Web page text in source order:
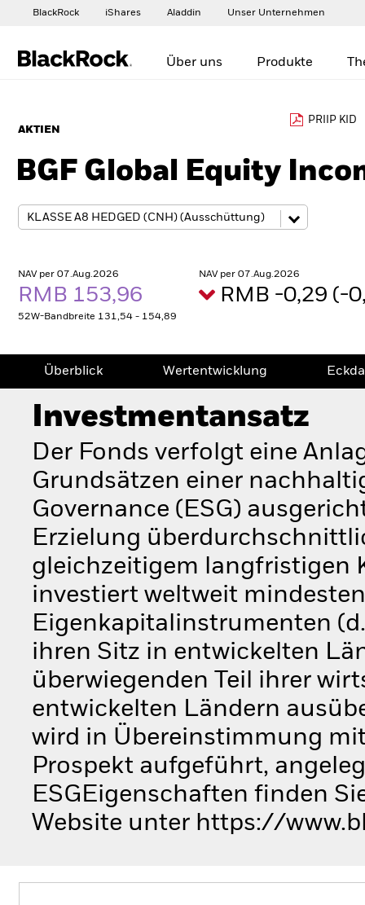
BlackRock iShares Aladdin Unser Unternehmen
Über uns Produkte
AKTIEN
PRIIP KID
BGF Global Equity
NAV per 07.Aug.2026
RMB 153,96
52W-Bandbreite 131,54 - 154,89
NAV per 07.Aug.2026
RMB -0,29 (-
Überblick Wertentwicklung
Investmentansatz
Der Fonds verfolgt eine
Grundsätzen einer
Governance (ESG)
Erzielung
gleichzeitigem langfristigen
investiert weltweit
Eigenkapitalinstrumenten
ihren Sitz in entwickelten
überwiegenden Teil ihrer
entwickelten Ländern
wird in Übereinstimmung
Prospekt aufgeführt,
ESGEigenschaften finden
Website unter https://